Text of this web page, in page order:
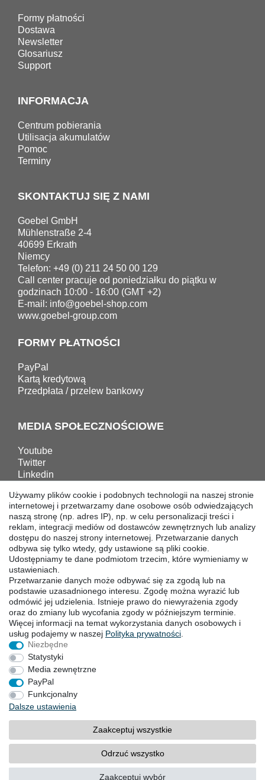
Formy płatności
Dostawa
Newsletter
Glosariusz
Support
INFORMACJA
Centrum pobierania
Utilisacja akumulatów
Pomoc
Terminy
SKONTAKTUJ SIĘ Z NAMI
Goebel GmbH
Mühlenstraße 2-4
40699 Erkrath
Niemcy
Telefon: +49 (0) 211 24 50 00 129
Call center pracuje od poniedziałku do piątku w
godzinach 10:00 - 16:00 (GMT +2)
E-mail: info@goebel-shop.com
www.goebel-group.com
FORMY PŁATNOŚCI
PayPal
Kartą kredytową
Przedpłata / przelew bankowy
MEDIA SPOŁECZNOŚCIOWE
Youtube
Twitter
Linkedin
Instagram
POBIERANIA
Katalogi
Technika
Certyfikaty
Badanie
Promocja
SIEDZIBY
Prawo do sodstąpienia
Stopka redakcyjna
OWH
Kontakt
© Copyright 2026 | Wszystkie prawa zastrzeżone.
Używamy plików cookie i podobnych technologii na naszej stronie
internetowej i przetwarzamy dane osobowe osób odwiedzających
naszą stronę (np. adres IP), np. w celu personalizacji treści i
reklam, integracji mediów od dostawców zewnętrznych lub analizy
dostępu do naszej strony internetowej. Przetwarzanie danych
odbywa się tylko wtedy, gdy ustawione są pliki cookie.
Udostępniamy te dane podmiotom trzecim, które wymieniamy w
ustawieniach.
Przetwarzanie danych może odbywać się za zgodą lub na
podstawie uzasadnionego interesu. Zgodę można wyrazić lub
odmówić jej udzielenia. Istnieje prawo do niewyrażenia zgody
oraz do zmiany lub wycofania zgody w późniejszym terminie.
Więcej informacji na temat wykorzystania danych osobowych i
usług podajemy w naszej Polityka ­prywatności
Niezbędne
Statystyki
Media zewnętrzne
PayPal
Funkcjonalny
Dalsze ustawienia
Zaakceptuj wszystkie
Odrzuć wszystko
Zaakceptuj wybór